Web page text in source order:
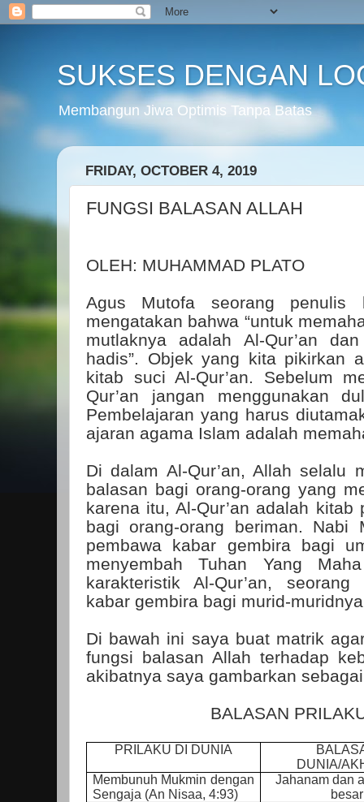
SUKSES DENGAN
Membangun Jiwa Optimis Tanpa Batas
FRIDAY, OCTOBER 4, 2019
FUNGSI BALASAN ALLAH
OLEH: MUHAMMAD PLATO
Agus Mutofa seorang penulis
mengatakan bahwa “untuk
mutlaknya adalah Al-Qur’an
hadis”. Objek yang kita pikirkan
kitab suci Al-Qur’an. Sebelum
Qur’an jangan menggunakan
Pembelajaran yang harus
ajaran agama Islam adalah
Di dalam Al-Qur’an, Allah selalu
balasan bagi orang-orang yang
karena itu, Al-Qur’an adalah kitab
bagi orang-orang beriman. Nabi
pembawa kabar gembira bagi
menyembah Tuhan Yang
karakteristik Al-Qur’an,
kabar gembira bagi murid-
Di bawah ini saya buat matrik
fungsi balasan Allah terhadap
akibatnya saya gambarkan
BALASAN
PRILAKU DI DUNIA
DUNIA/
Membunuh Mukmin dengan
Sengaja (An Nisaa, 4:93)
Jahanam dan
besar